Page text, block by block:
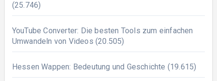
(25.746)
YouTube Converter: Die besten Tools zum einfachen
Umwandeln von Videos (20.505)
Hessen Wappen: Bedeutung und Geschichte (19.615)